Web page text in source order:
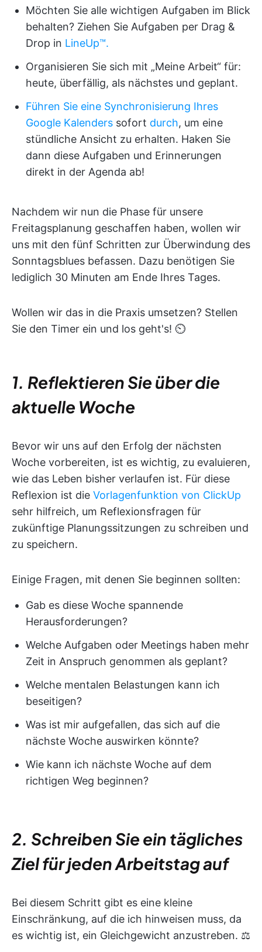
Möchten Sie alle wichtigen Aufgaben im Blick
behalten? Ziehen Sie Aufgaben per Drag &
Drop in LineUp™️.
Organisieren Sie sich mit „Meine Arbeit“ für:
heute, überfällig, als nächstes und geplant.
Führen Sie eine Synchronisierung Ihres
Google Kalenders sofort durch, um eine
stündliche Ansicht zu erhalten. Haken Sie
dann diese Aufgaben und Erinnerungen
direkt in der Agenda ab!
Nachdem wir nun die Phase für unsere
Freitagsplanung geschaffen haben, wollen wir
uns mit den fünf Schritten zur Überwindung des
Sonntagsblues befassen. Dazu benötigen Sie
lediglich 30 Minuten am Ende Ihres Tages.
Wollen wir das in die Praxis umsetzen? Stellen
Sie den Timer ein und los geht's! ⏲
1. Reflektieren Sie über die
aktuelle Woche
Bevor wir uns auf den Erfolg der nächsten
Woche vorbereiten, ist es wichtig, zu evaluieren,
wie das Leben bisher verlaufen ist. Für diese
Reflexion ist die Vorlagenfunktion von ClickUp
sehr hilfreich, um Reflexionsfragen für
zukünftige Planungssitzungen zu schreiben und
zu speichern.
Einige Fragen, mit denen Sie beginnen sollten:
Gab es diese Woche spannende
Herausforderungen?
Welche Aufgaben oder Meetings haben mehr
Zeit in Anspruch genommen als geplant?
Welche mentalen Belastungen kann ich
beseitigen?
Was ist mir aufgefallen, das sich auf die
nächste Woche auswirken könnte?
Wie kann ich nächste Woche auf dem
richtigen Weg beginnen?
2. Schreiben Sie ein tägliches
Ziel für jeden Arbeitstag auf
Bei diesem Schritt gibt es eine kleine
Einschränkung, auf die ich hinweisen muss, da
es wichtig ist, ein Gleichgewicht anzustreben. ⚖️